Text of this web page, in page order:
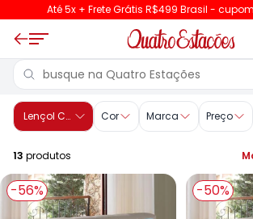
Até 5x + Frete Grátis R$499 Brasil - cupom
Lençol Casal - Cama | Quatro Estações
Lençol Casal Cor Marca Preço
13 produtos
-56% -50%